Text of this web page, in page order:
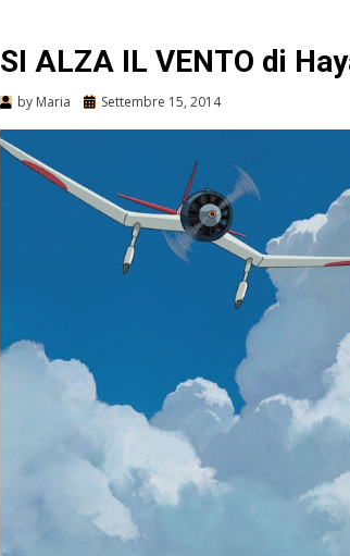
SI ALZA IL VENTO di
by Maria Settembre 15, 2014